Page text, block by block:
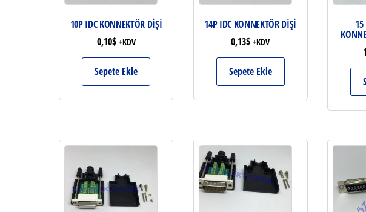
10P IDC KONNEKTÖR DİŞİ
0,10$ +KDV
Sepete Ekle
14P IDC KONNEKTÖR DİŞİ
0,13$ +KDV
Sepete Ekle